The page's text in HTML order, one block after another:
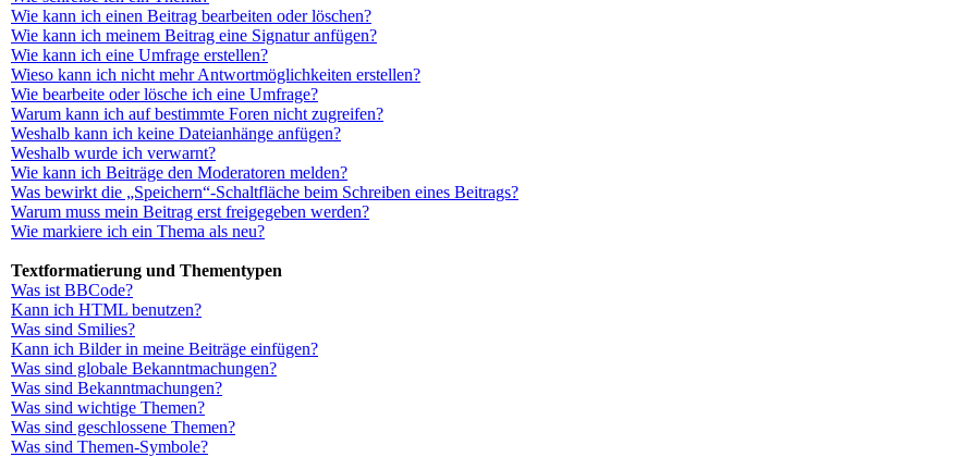
Wie kann ich einen Beitrag bearbeiten oder löschen?
Wie kann ich meinem Beitrag eine Signatur anfügen?
Wie kann ich eine Umfrage erstellen?
Wieso kann ich nicht mehr Antwortmöglichkeiten erstellen?
Wie bearbeite oder lösche ich eine Umfrage?
Warum kann ich auf bestimmte Foren nicht zugreifen?
Weshalb kann ich keine Dateianhänge anfügen?
Weshalb wurde ich verwarnt?
Wie kann ich Beiträge den Moderatoren melden?
Was bewirkt die „Speichern“-Schaltfläche beim Schreiben eines Beitrags?
Warum muss mein Beitrag erst freigegeben werden?
Wie markiere ich ein Thema als neu?
Textformatierung und Thementypen
Was ist BBCode?
Kann ich HTML benutzen?
Was sind Smilies?
Kann ich Bilder in meine Beiträge einfügen?
Was sind globale Bekanntmachungen?
Was sind Bekanntmachungen?
Was sind wichtige Themen?
Was sind geschlossene Themen?
Was sind Themen-Symbole?